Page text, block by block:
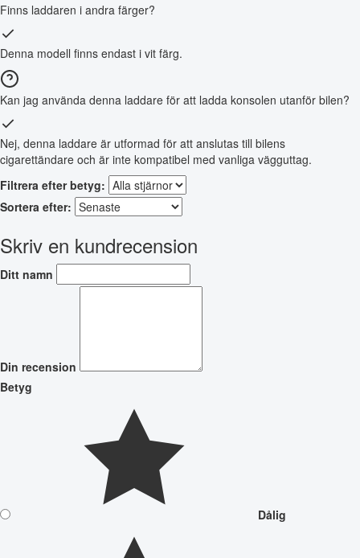
Finns laddaren i andra färger?
Denna modell finns endast i vit färg.
Kan jag använda denna laddare för att ladda konsolen utanför bilen?
Nej, denna laddare är utformad för att anslutas till bilens
cigarettändare och är inte kompatibel med vanliga vägguttag.
Filtrera efter betyg:
Sortera efter:
Skriv en kundrecension
Ditt namn
Din recension
Betyg
Dålig